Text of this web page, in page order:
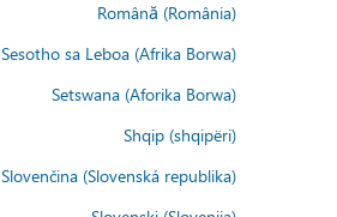
Română (România)
Sesotho sa Leboa (Afrika Borwa)
Setswana (Aforika Borwa)
Shqip (shqipëri)
Slovenčina (Slovenská republika)